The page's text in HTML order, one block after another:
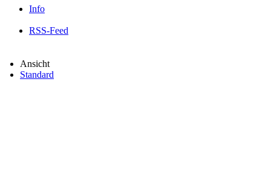
Info
RSS-Feed
Ansicht
Standard